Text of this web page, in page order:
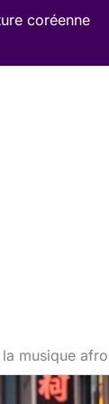
coréenne
musique